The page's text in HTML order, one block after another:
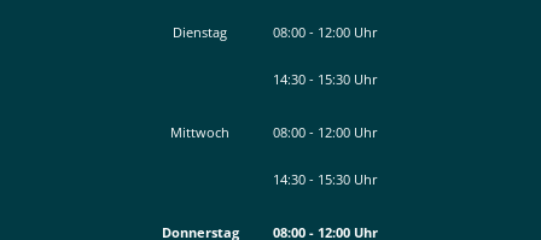
Von 14:30 bis 15:30 Uhr
Dienstag 08:00- 12:00Uhr
Von 08:00 bis 12:00 Uhr
14:30- 15:30Uhr
Von 14:30 bis 15:30 Uhr
Mittwoch 08:00- 12:00Uhr
Von 08:00 bis 12:00 Uhr
14:30- 15:30Uhr
Von 14:30 bis 15:30 Uhr
Donnerstag 08:00- 12:00Uhr